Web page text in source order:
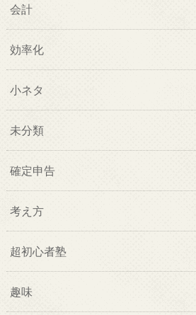
会計
効率化
小ネタ
未分類
確定申告
考え方
超初心者塾
趣味